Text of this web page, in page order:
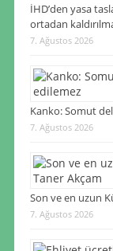
İHD’den yasa
ortadan
7. Ağustos 2026
Kanko: Somut
7. Ağustos 2026
Son ve en uzun
7. Ağustos 2026